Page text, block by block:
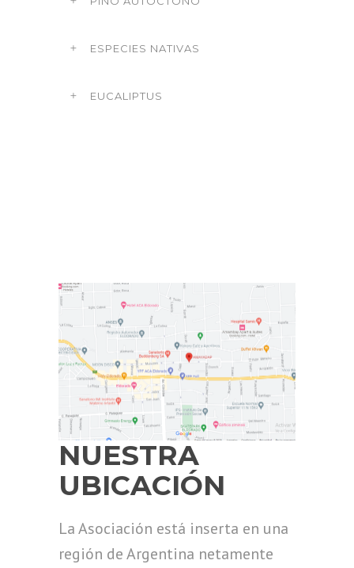
ESPECIES NATIVAS
EUCALIPTUS
NUESTRA
UBICACIÓN
La Asociación está inserta en una
región de Argentina netamente